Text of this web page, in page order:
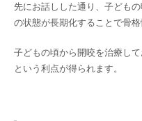
先にお話しした通り、子ども
の状態が長期化することで骨
子どもの頃から開咬を治療し
という利点が得られます。